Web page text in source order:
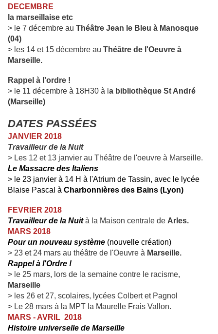
DECEMBRE
la marseillaise etc
> le 7 décembre au Théâtre Jean le Bleu à Manosque
(04)
> les 14 et 15 décembre au Théâtre de l'Oeuvre à
Marseille.
Rappel à l'ordre !
> le 11 décembre à 18H30 à l a bibliothèque St André
(Marseille)
DATES PASSÉES
JANVIER 2018
Travailleur de la Nuit
> Les 12 et 13 janvier au Théâtre de l'oeuvre à Marseille.
Le Massacre des Italiens
> le 23 janvier à 14 H à l'Atrium de Tassin, avec le lycée
Blaise Pascal à Charbonnières des Bains (Lyon)
FEVRIER 2018
Travailleur de la Nuità la Maison centrale de Arles.
MARS 2018
Pour un nouveau système (nouvelle création)
> 23 et 24 mars au théâtre de l'Oeuvre à Marseille.
Rappel à l'Ordre !
> le 25 mars, lors de la semaine contre le racisme,
Marseille
> les 26 et 27, scolaires, lycées Colbert et Pagnol
> Le 28 mars à la MPT la Maurelle Frais Vallon.
MARS - AVRIL 2018
Histoire universelle de Marseille